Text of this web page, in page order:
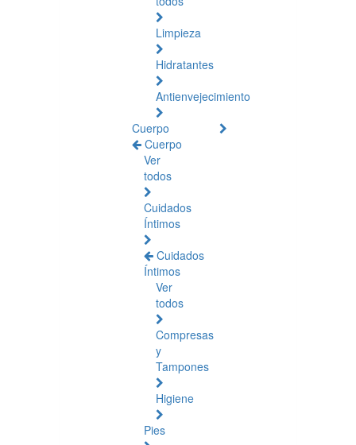
Limpieza
Hidratantes
Antienvejecimiento
Cuerpo
Cuerpo
Ver
todos
Cuidados
Íntimos
Cuidados
Íntimos
Ver
todos
Compresas
y
Tampones
Higiene
Pies